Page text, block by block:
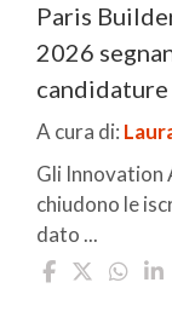
Paris
2026
candidature
A cura di:
Gli Innovation
chiudono le
dato ...